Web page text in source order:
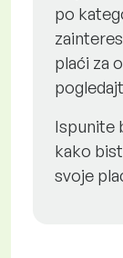
po
plaći za
Ispunite
kako
svoje